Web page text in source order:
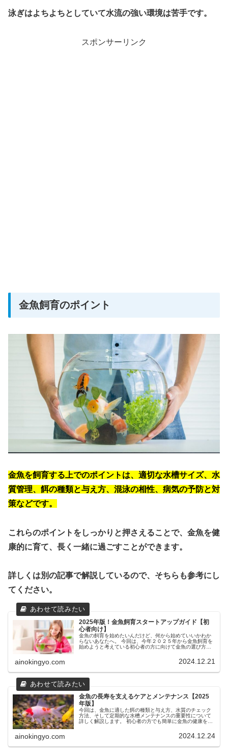
泳ぎはよちよちとしていて水流の強い環境は苦手です。
スポンサーリンク
金魚飼育のポイント
金魚を飼育する上でのポイントは、適切な水槽サイズ、水
質管理、餌の種類と与え方、混泳の相性、病気の予防と対
策などです。
これらのポイントをしっかりと押さえることで、金魚を健
康的に育て、長く一緒に過ごすことができます。
詳しくは別の記事で解説しているので、そちらも参考にし
てください。
2025年版！金魚飼育スタートアップガイド【初
心者向け】
金魚の飼育を始めたいんだけど、何から始めていいかわか
らないあなたへ。 今回は、今年２０２５年から金魚飼育を
始めようと考えている初心者の方に向けて金魚の選び方か
をスタートするための準備、一緒に進めていきましょう。
ainokingyo.com 2024.12.21
金魚の長寿を支えるケアとメンテナンス【2025
年版】
今回は、金魚に適した餌の種類と与え方、水質のチェック
方法、そして定期的な水槽メンテナンスの重要性について
詳しく解説します。 初心者の方でも簡単に金魚の健康を維
ainokingyo.com 2024.12.24